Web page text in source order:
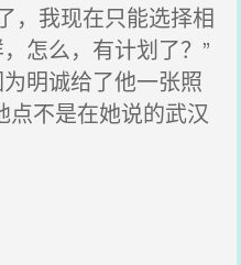
，我现在只能选择相
怎么，有计划了？”
明诚给了他一张照
点不是在她说的武汉